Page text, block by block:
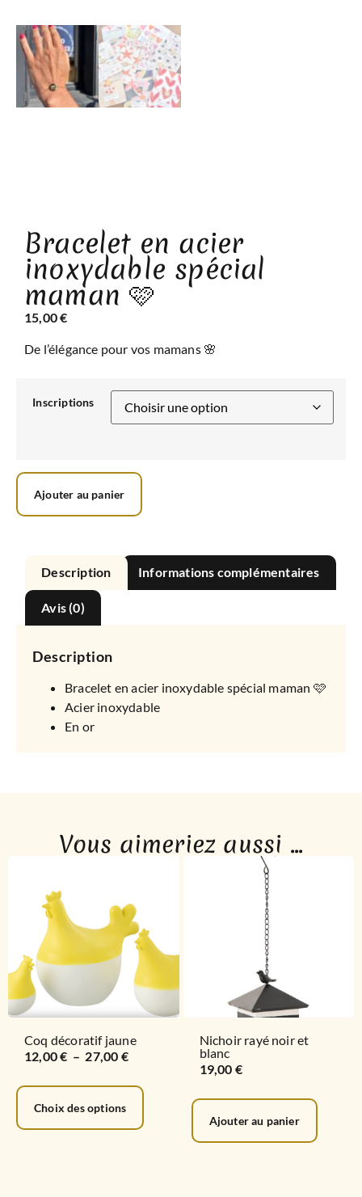
Bracelet en acier
inoxydable spécial
maman 🩷
15,00€
De l’élégance pour vos mamans 🌸
Inscriptions
Ajouter au panier
Description Informations complémentaires
Avis (0)
Description
Bracelet en acier inoxydable spécial maman 🩷
Acier inoxydable
En or
Vous aimeriez aussi ...
Coq décoratif jaune
12,00€ – 27,00 €
Choix des options
Nichoir rayé noir et
blanc
19,00 €
Ajouter au panier